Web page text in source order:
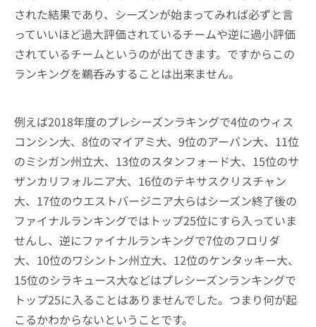
された結果であり、シーズンが始まってみれば必ずと言
っていいほど過大評価されているチームや逆に過小評価
されているチームというのが出てきます。ですからこの
ランキングを鵜呑みすることは出来ません。
例えば2018年度のプレシーズンラキングで4位のウィス
コンシン大、8位のマイアミ大、9位のアーバン大、11位
のミシガン州立大、13位のスタンフォード大、15位のサ
ザンカリフォルニア大、16位のテキサスクリスチャン
大、17位のウエストバージニア大らはシーズン終了後の
ファイナルランキングではトップ25位にすら入っていま
せんし、逆にファイナルランキングで7位のフロリダ
大、10位のワシントン州立大、12位のケンタッキー大、
15位のシラキュース大などはプレシーズンランキングで
トップ25に入ることはありませんでした。つまり何が起
こるかわからないということです。